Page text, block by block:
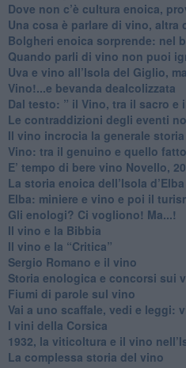
​Dove non c’è cultura enoica,
​Una cosa è parlare di vino, altra
Bolgheri enoica sorprende: nel
​Quando parli di vino non puoi
Uva e vino all’Isola del Giglio,
​Vino!...e bevanda dealcolizzata
​Dal testo: ” il Vino, tra il sacro e
Le contraddizioni degli eventi
​Il vino incrocia la generale storia
Vino: tra il genuino e quello
E’ tempo di bere vino Novello,
La storia enoica dell’Isola d’Elba
Elba: miniere e vino e poi il
​Gli enologi? Ci vogliono! Ma...!
​Il vino e la Bibbia
​Il vino e la “Critica”
Sergio Romano e il vino
​Storia enologica e concorsi sui
Fiumi di parole sul vino
​Vai a uno scaffale, vedi e leggi:
​I vini della Corsica
​1932, la viticoltura e il vino
​La complessa storia del vino